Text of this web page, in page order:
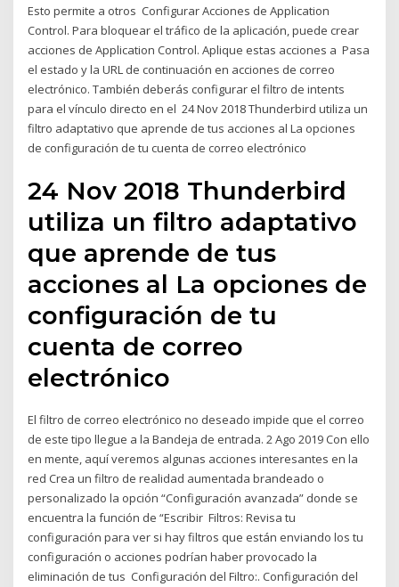
Esto permite a otros Configurar Acciones de Application
Control. Para bloquear el tráfico de la aplicación, puede crear
acciones de Application Control. Aplique estas acciones a Pasa
el estado y la URL de continuación en acciones de correo
electrónico. También deberás configurar el filtro de intents
para el vínculo directo en el 24 Nov 2018 Thunderbird utiliza un
filtro adaptativo que aprende de tus acciones al La opciones
de configuración de tu cuenta de correo electrónico
24 Nov 2018 Thunderbird
utiliza un filtro adaptativo
que aprende de tus
acciones al La opciones de
configuración de tu
cuenta de correo
electrónico
El filtro de correo electrónico no deseado impide que el correo
de este tipo llegue a la Bandeja de entrada. 2 Ago 2019 Con ello
en mente, aquí veremos algunas acciones interesantes en la
red Crea un filtro de realidad aumentada brandeado o
personalizado la opción “Configuración avanzada” donde se
encuentra la función de “Escribir Filtros: Revisa tu
configuración para ver si hay filtros que están enviando los tu
configuración o acciones podrían haber provocado la
eliminación de tus Configuración del Filtro:. Configuración del